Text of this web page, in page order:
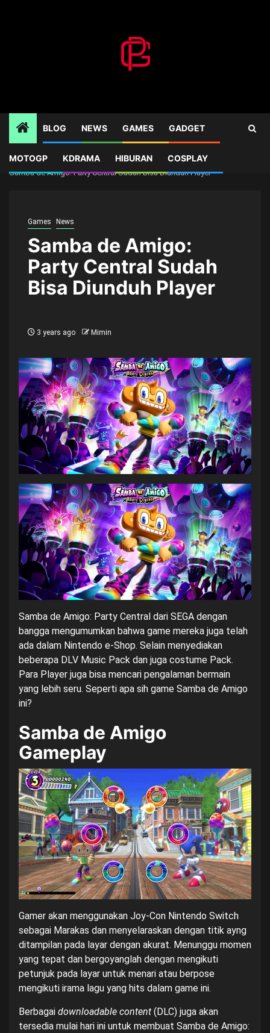
BLOG NEWS GAMES GADGET
MOTOGP KDRAMA HIBURAN COSPLAY
Home
Games
Samba de Amigo: Party Central Sudah Bisa Diunduh Player
Games News
Samba de Amigo:
Party Central Sudah
Bisa Diunduh Player
3 years ago Mimin
Samba de Amigo: Party Central dari SEGA dengan
bangga mengumumkan bahwa game mereka juga telah
ada dalam Nintendo e-Shop. Selain menyediakan
beberapa DLV Music Pack dan juga costume Pack.
Para Player juga bisa mencari pengalaman bermain
yang lebih seru. Seperti apa sih game Samba de Amigo
ini?
Samba de Amigo
Gameplay
Gamer akan menggunakan Joy-Con Nintendo Switch
sebagai Marakas dan menyelaraskan dengan titik ayng
ditampilan pada layar dengan akurat. Menunggu momen
yang tepat dan bergoyanglah dengan mengikuti
petunjuk pada layar untuk menari atau berpose
mengikuti irama lagu yang hits dalam game ini.
Berbagai downloadable content (DLC) juga akan
tersedia mulai hari ini untuk membuat Samba de Amigo: